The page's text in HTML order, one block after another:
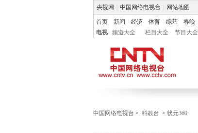
央视网 中国网络电视台 网站地图
首页 新闻 经济 体育 综艺 春晚
电视
频道大全 栏目大全 节目大全
中国网络电视台 > 科教台 > 状元360